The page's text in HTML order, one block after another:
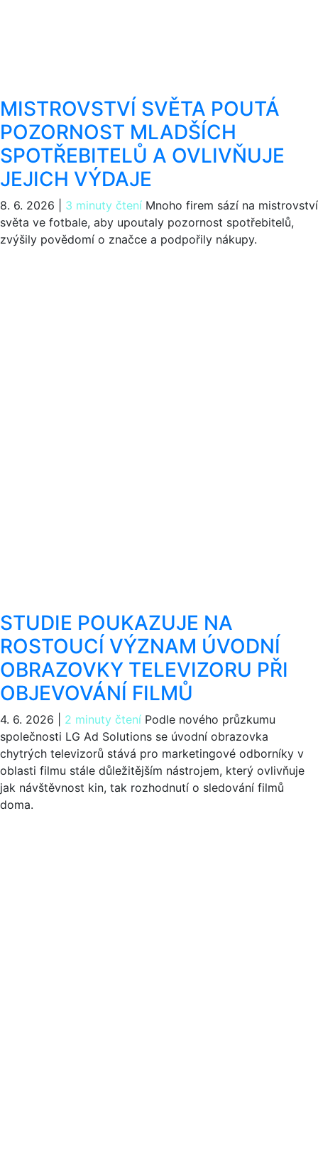
MISTROVSTVÍ SVĚTA POUTÁ
POZORNOST MLADŠÍCH
SPOTŘEBITELŮ A OVLIVŇUJE
JEJICH VÝDAJE
8. 6. 2026 3 minuty čtení Mnoho firem sází na mistrovství
světa ve fotbale, aby upoutaly pozornost spotřebitelů,
zvýšily povědomí o značce a podpořily nákupy.
STUDIE POUKAZUJE NA
ROSTOUCÍ VÝZNAM ÚVODNÍ
OBRAZOVKY TELEVIZORU PŘI
OBJEVOVÁNÍ FILMŮ
4. 6. 2026 2 minuty čtení Podle nového průzkumu
společnosti LG Ad Solutions se úvodní obrazovka
chytrých televizorů stává pro marketingové odborníky v
oblasti filmu stále důležitějším nástrojem, který ovlivňuje
jak návštěvnost kin, tak rozhodnutí o sledování filmů
doma.